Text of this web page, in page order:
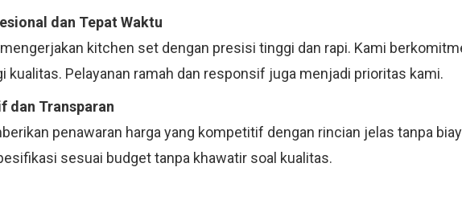
dan Tepat Waktu
kitchen set dengan presisi tinggi dan rapi. Kami
kualitas. Pelayanan ramah dan responsif juga menjadi prioritas kami.
dan Transparan
penawaran harga yang kompetitif dengan rincian jelas tanpa
sesuai budget tanpa khawatir soal kualitas.